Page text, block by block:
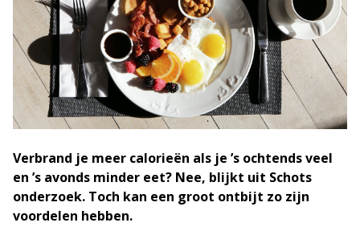
Verbrand je meer calorieën als je ’s ochtends veel
en ’s avonds minder eet? Nee, blijkt uit Schots
onderzoek. Toch kan een groot ontbijt zo zijn
voordelen hebben.